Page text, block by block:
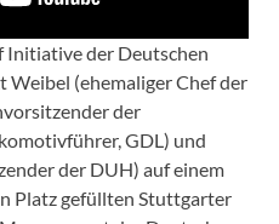
Initiative der Deutschen
(ehemaliger Chef der
der
GDL) und
der DUH) auf einem
Platz gefüllten Stuttgarter